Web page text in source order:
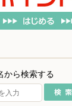
から検索する